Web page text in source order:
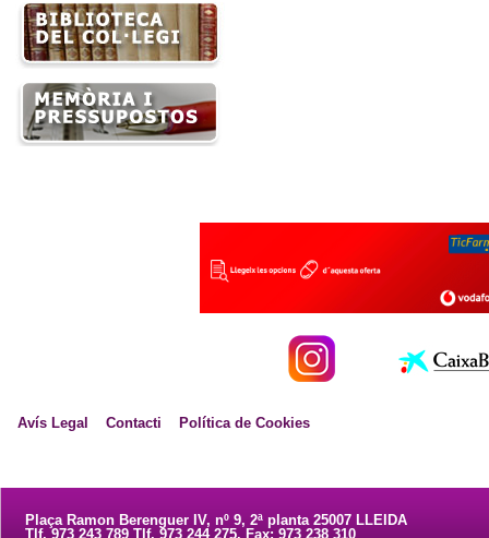
Avís Legal Contacti Política de Cookies
Plaça Ramon Berenguer IV, nº 9, 2ª planta 25007 LLEIDA
Tlf. 973 243 789 Tlf. 973 244 275. Fax: 973 238 310